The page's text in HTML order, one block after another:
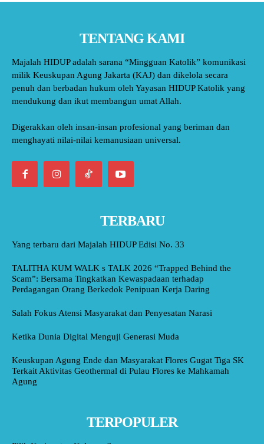
TENTANG KAMI
Majalah HIDUP adalah sarana “Mingguan Katolik” komunikasi
milik Keuskupan Agung Jakarta (KAJ) dan dikelola secara
penuh dan berbadan hukum oleh Yayasan HIDUP Katolik yang
mendukung dan ikut membangun umat Allah.
Digerakkan oleh insan-insan profesional yang beriman dan
menghayati nilai-nilai kemanusiaan universal.
TERBARU
Yang terbaru dari Majalah HIDUP Edisi No. 33
TALITHA KUM WALK s TALK 2026 “Trapped Behind the
Scam”: Bersama Tingkatkan Kewaspadaan terhadap
Perdagangan Orang Berkedok Penipuan Kerja Daring
Salah Fokus Atensi Masyarakat dan Penyesatan Narasi
Ketika Dunia Digital Menguji Generasi Muda
Keuskupan Agung Ende dan Masyarakat Flores Gugat Tiga SK
Terkait Aktivitas Geothermal di Pulau Flores ke Mahkamah
Agung
TERPOPULER